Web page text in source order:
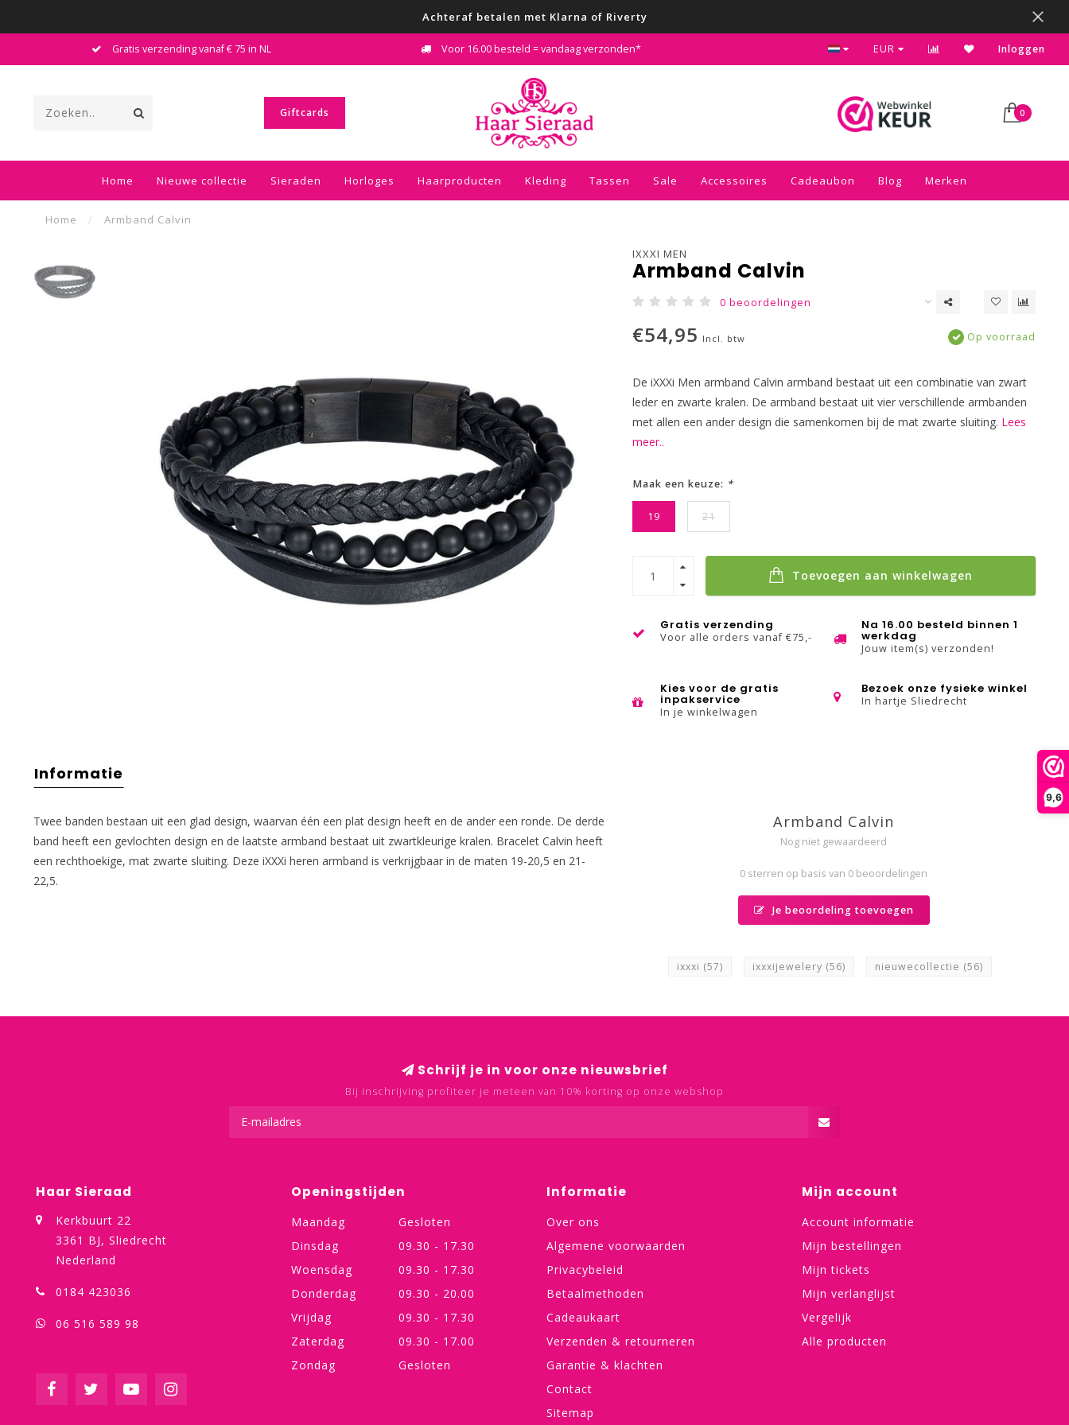
9,6
Achteraf betalen met Klarna of Riverty
Gratis verzending vanaf € 75 in NL Voor 16.00 besteld = vandaag verzonden* Kies voor de gratis inpakservice in je winkelwagen
EUR Inloggen
Giftcards 0
Home Nieuwe collectie Sieraden Horloges Haarproducten Kleding Tassen Sale Accessoires Cadeaubon Blog Merken
Home / Armband Calvin
IXXXI MEN
Armband Calvin
0 beoordelingen
€54,95 Incl. btw Op voorraad
De iXXXi Men armband Calvin armband bestaat uit een combinatie van zwart
leder en zwarte kralen. De armband bestaat uit vier verschillende armbanden
met allen een ander design die samenkomen bij de mat zwarte sluiting. Lees
meer..
Maak een keuze: *
19 21
Toevoegen aan winkelwagen
Gratis verzending
Voor alle orders vanaf €75,-
Na 16.00 besteld binnen 1
werkdag
Jouw item(s) verzonden!
Kies voor de gratis
inpakservice
In je winkelwagen
Bezoek onze fysieke winkel
In hartje Sliedrecht
Informatie
Twee banden bestaan uit een glad design, waarvan één een plat design heeft en de ander een ronde. De derde
band heeft een gevlochten design en de laatste armband bestaat uit zwartkleurige kralen. Bracelet Calvin heeft
een rechthoekige, mat zwarte sluiting. Deze iXXXi heren armband is verkrijgbaar in de maten 19-20,5 en 21-
22,5.
Armband Calvin
Nog niet gewaardeerd
0 sterren op basis van 0 beoordelingen
Je beoordeling toevoegen
ixxxi (57) ixxxijewelery (56) nieuwecollectie (56)
Schrijf je in voor onze nieuwsbrief
Bij inschrijving profiteer je meteen van 10% korting op onze webshop
Haar Sieraad
Kerkbuurt 22
3361 BJ, Sliedrecht
Nederland
0184 423036
06 516 589 98
Openingstijden
Maandag
Gesloten
Dinsdag
09.30 - 17.30
Woensdag
09.30 - 17.30
Donderdag
09.30 - 20.00
Vrijdag
09.30 - 17.30
Zaterdag
09.30 - 17.00
Zondag
Gesloten
Informatie
Over ons
Algemene voorwaarden
Privacybeleid
Betaalmethoden
Cadeaukaart
Verzenden & retourneren
Garantie & klachten
Contact
Sitemap
Mijn account
Account informatie
Mijn bestellingen
Mijn tickets
Mijn verlanglijst
Vergelijk
Alle producten